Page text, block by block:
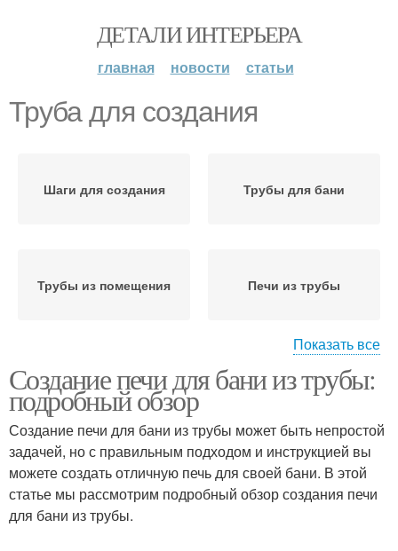
ДЕТАЛИ ИНТЕРЬЕРА
главная новости статьи
Труба для создания
Шаги для создания Трубы для бани
Трубы из помещения Печи из трубы
Печь из трубы Труба для банной печи
Труба для выхода
Показать все
Создание печи для бани из трубы:
подробный обзор
Создание печи для бани из трубы может быть непростой
задачей, но с правильным подходом и инструкцией вы
можете создать отличную печь для своей бани. В этой
статье мы рассмотрим подробный обзор создания печи
для бани из трубы.